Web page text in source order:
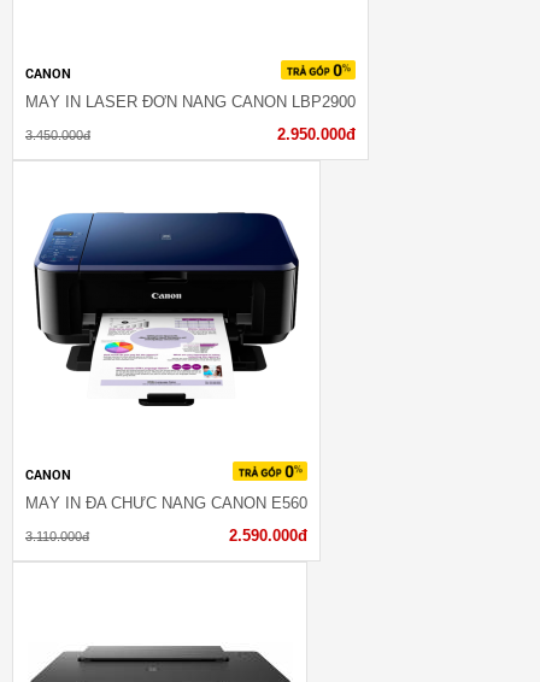
CANON
MÁY IN LASER ĐƠN NĂNG CANON LBP2900
3.450.000đ 2.950.000đ
CANON
MÁY IN ĐA CHỨC NĂNG CANON E560
3.110.000đ 2.590.000đ